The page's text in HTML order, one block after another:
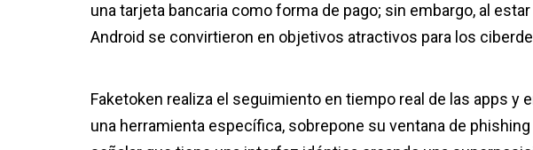
una tarjeta bancaria como forma de pago; sin embargo, al
Android se convirtieron en objetivos atractivos para los
Faketoken realiza el seguimiento en tiempo real de las apps y
una herramienta específica, sobrepone su ventana de